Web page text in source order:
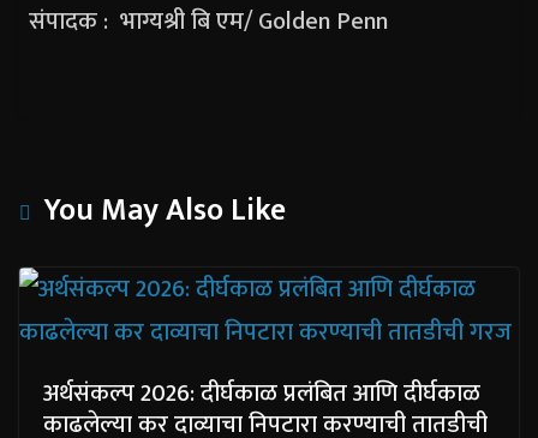
संपादक : भाग्यश्री बि एम/ Golden Penn
You May Also Like
अर्थसंकल्प 2026: दीर्घकाळ प्रलंबित आणि दीर्घकाळ
काढलेल्या कर दाव्याचा निपटारा करण्याची तातडीची